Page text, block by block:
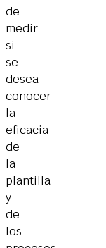
de
medir
si
se
desea
conocer
la
eficacia
de
la
plantilla
y
de
los